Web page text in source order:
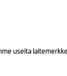
useita